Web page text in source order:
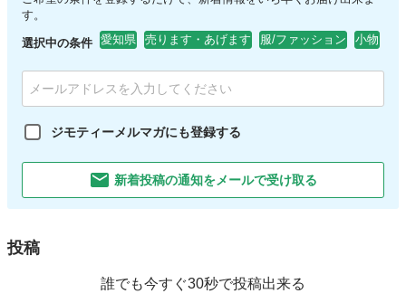
す。
選択中の条件 愛知県 売ります・あげます 服/ファッション 小物
ジモティーメルマガにも登録する
新着投稿の通知をメールで受け取る
投稿
誰でも今すぐ30秒で投稿出来る